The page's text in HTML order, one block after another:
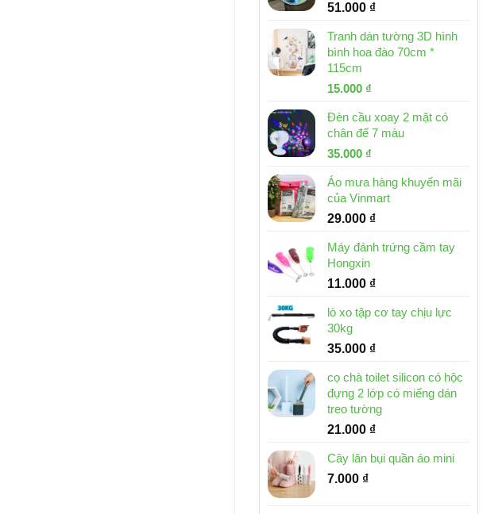
51.000 ₫
Tranh dán tường 3D hình
bình hoa đào 70cm *
115cm
Giá
là:
32.000 ₫.
15.000 ₫
tại
là:
Đèn cầu xoay 2 mặt có
chân đế 7 màu
Giá
là:
46.000 ₫.
35.000 ₫
tại
là:
35.000 ₫.
Áo mưa hàng khuyến mãi
của Vinmart
29.000 ₫
Máy đánh trứng cầm tay
Hongxin
11.000 ₫
lò xo tập cơ tay chịu lực
30kg
35.000 ₫
cọ chà toilet silicon có hộc
đựng 2 lớp có miếng dán
treo tường
21.000 ₫
Cây lăn bụi quần áo mini
7.000 ₫